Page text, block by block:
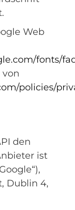
Web
fonts/
policies/
den
ist
Dublin 4,